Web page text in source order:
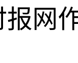
网